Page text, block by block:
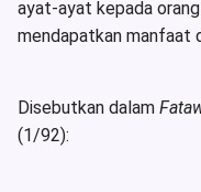
ayat-ayat kepada
mendapatkan manfaat
Disebutkan dalam
(1/92):